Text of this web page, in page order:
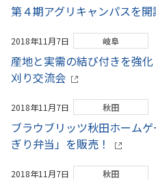
第４期アグリキャンパスを
2018年11月7日 岐阜
産地と実需の結び付きを強
刈り交流会
2018年11月7日 秋田
ブラウブリッツ秋田ホーム
ぎり弁当」を販売！
2018年11月7日 秋田